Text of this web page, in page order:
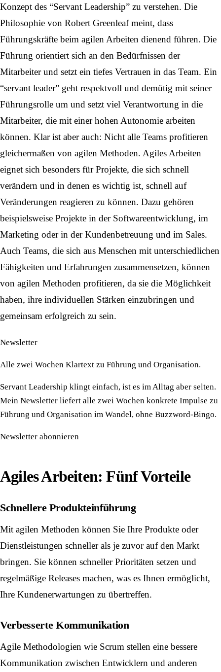
Konzept des “Servant Leadership” zu verstehen. Die
Philosophie von Robert Greenleaf meint, dass
Führungskräfte beim agilen Arbeiten dienend führen. Die
Führung orientiert sich an den Bedürfnissen der
Mitarbeiter und setzt ein tiefes Vertrauen in das Team. Ein
“servant leader” geht respektvoll und demütig mit seiner
Führungsrolle um und setzt viel Verantwortung in die
Mitarbeiter, die mit einer hohen Autonomie arbeiten
können. Klar ist aber auch: Nicht alle Teams profitieren
gleichermaßen von agilen Methoden. Agiles Arbeiten
eignet sich besonders für Projekte, die sich schnell
verändern und in denen es wichtig ist, schnell auf
Veränderungen reagieren zu können. Dazu gehören
beispielsweise Projekte in der Softwareentwicklung, im
Marketing oder in der Kundenbetreuung und im Sales.
Auch Teams, die sich aus Menschen mit unterschiedlichen
Fähigkeiten und Erfahrungen zusammensetzen, können
von agilen Methoden profitieren, da sie die Möglichkeit
haben, ihre individuellen Stärken einzubringen und
gemeinsam erfolgreich zu sein.
Newsletter
Alle zwei Wochen Klartext zu Führung und Organisation.
Servant Leadership klingt einfach, ist es im Alltag aber selten.
Mein Newsletter liefert alle zwei Wochen konkrete Impulse zu
Führung und Organisation im Wandel, ohne Buzzword-Bingo.
Newsletter abonnieren
Agiles Arbeiten: Fünf Vorteile
Schnellere Produkteinführung
Mit agilen Methoden können Sie Ihre Produkte oder
Dienstleistungen schneller als je zuvor auf den Markt
bringen. Sie können schneller Prioritäten setzen und
regelmäßige Releases machen, was es Ihnen ermöglicht,
Ihre Kundenerwartungen zu übertreffen.
Verbesserte Kommunikation
Agile Methodologien wie Scrum stellen eine bessere
Kommunikation zwischen Entwicklern und anderen